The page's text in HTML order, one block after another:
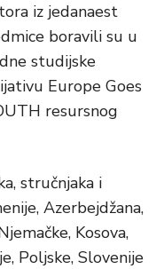
iz jedanaest
boravili su u
studijske
Europe Goes
resursnog
stručnjaka i
Azerbejdžana,
Kosova,
Poljske, Slovenije